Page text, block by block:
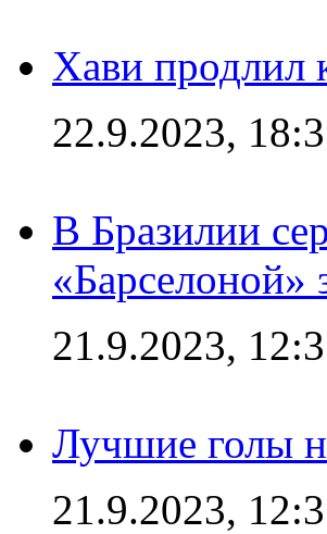
Хави продлил
22.9.2023,
В Бразилии
«Барселоной»
21.9.2023,
Лучшие голы
21.9.2023,